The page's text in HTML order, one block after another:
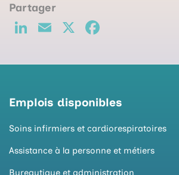
Li
k
d
I
n
E
ai
X
c
b
o
k
Emplois disponibles
Soins infirmiers et cardiorespiratoires
Assistance à la personne et métiers
Bureautique et administration